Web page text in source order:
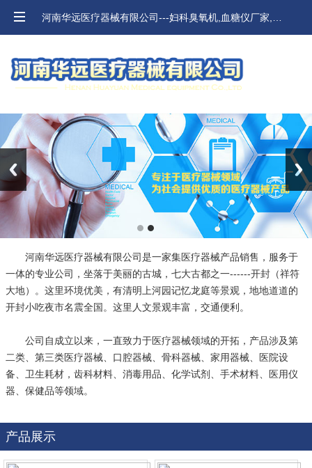
Previous Next
河南华远医疗器械有限公司是一家集医疗器械产品销售，服务于
一体的专业公司，坐落于美丽的古城，七大古都之一------开封（祥符
大地）。这里环境优美，有清明上河园记忆龙庭等景观，地地道道的
开封小吃夜市名震全国。这里人文景观丰富，交通便利。
公司自成立以来，一直致力于医疗器械领域的开拓，产品涉及第
二类、第三类医疗器械、口腔器械、骨科器械、家用器械、医院设
备、卫生耗材，齿科材料、消毒用品、化学试剂、手术材料、医用仪
器、保健品等领域。
产品展示